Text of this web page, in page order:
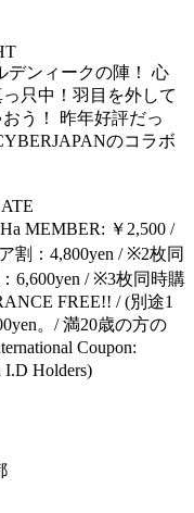
デンィークの陣！ 心
只中！羽目を外して
う！ 昨年好評だっ
のコラボ
MEMBER: ￥2,500 /
割：4,800yen / ※2枚同
6,600yen / ※3枚同時購
FREE!! / (別途1
。/ 満20歳の方の
Coupon:
I.D Holders)